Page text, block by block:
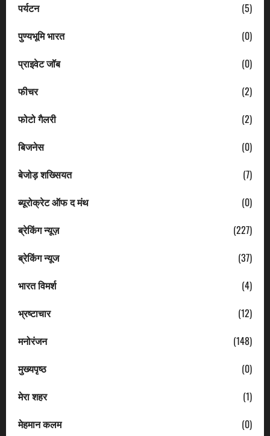
पर्यटन
(5)
पुण्यभूमि भारत
(0)
प्राइवेट जॉब
(0)
फीचर
(2)
फोटो गैलरी
(2)
बिजनेस
(0)
बेजोड़ शख्सियत
(7)
ब्यूरोक्रेट ऑफ द मंथ
(0)
ब्रेकिंग न्यूज़
(227)
ब्रेकिंग न्यूज
(37)
भारत विमर्श
(4)
भ्रष्टाचार
(12)
मनोरंजन
(148)
मुख्यपृष्ठ
(0)
मेरा शहर
(1)
मेहमान कलम
(0)